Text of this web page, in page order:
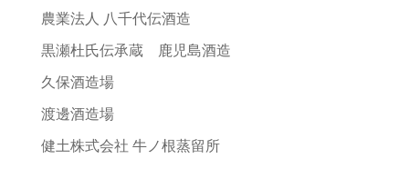
農業法人 八千代伝酒造
黒瀬杜氏伝承蔵 鹿児島酒造
久保酒造場
渡邊酒造場
健土株式会社 牛ノ根蒸留所